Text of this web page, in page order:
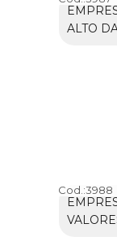
ALTO
Cod.:3988